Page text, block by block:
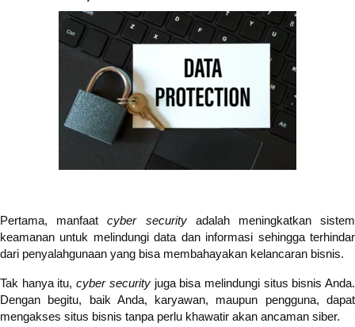
Pertama, manfaatcyber securityadalah meningkatkan sistem
keamanan untuk melindungi data dan informasi sehingga terhindar
dari penyalahgunaan yang bisa membahayakan kelancaran bisnis.
Tak hanya itu,cyber securityjuga bisa melindungi situs bisnis Anda.
Dengan begitu, baik Anda, karyawan, maupun pengguna, dapat
mengakses situs bisnis tanpa perlu khawatir akan ancaman siber.